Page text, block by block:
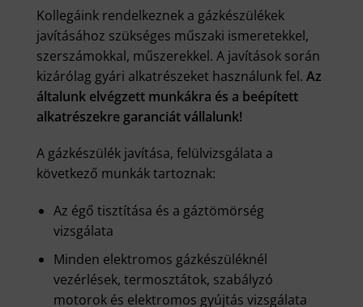
Kollegáink rendelkeznek a gázkészülékek
javításához szükséges műszaki ismeretekkel,
szerszámokkal, műszerekkel. A javítások során
kizárólag gyári alkatrészeket használunk fel. Az
általunk elvégzett munkákra és a beépített
alkatrészekre garanciát vállalunk!
A gázkészülék javítása, felülvizsgálata a
következő munkák tartoznak:
Az égő tisztítása és a gáztömörség
vizsgálata
Minden elektromos gázkészüléknél
vezérlések, termosztátok, szabályzó
motorok és elektromos gyújtás vizsgálata